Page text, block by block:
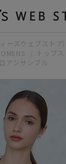
ーズウェブストア）
トップス
アンサンブル